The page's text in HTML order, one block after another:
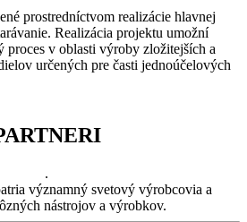
prostredníctvom realizácie hlavnej
Realizácia projektu umožní
v oblasti výroby zložitejších a
určených pre časti jednoúčelových
.
významný svetový výrobcovia a
nástrojov a výrobkov.